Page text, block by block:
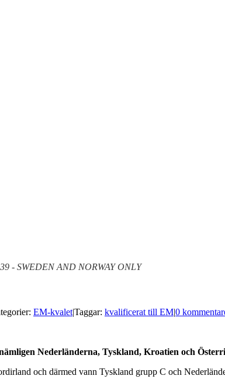
- SWEDEN AND NORWAY ONLY
EM-kvalet|Taggar: kvalificerat till EM|0
Nederländerna, Tyskland, Kroatien och
och därmed vann Tyskland grupp C och